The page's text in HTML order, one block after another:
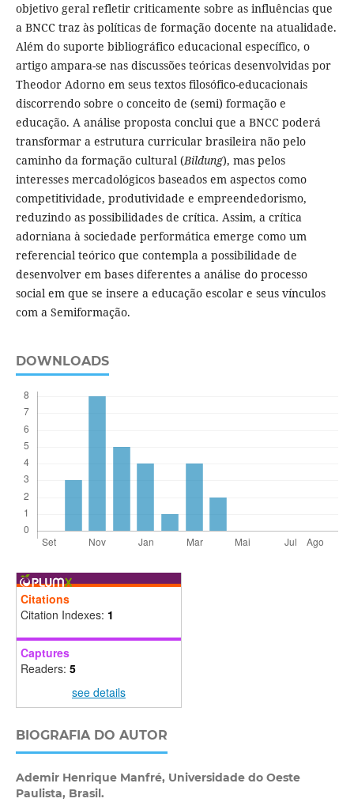
objetivo geral refletir criticamente sobre as influências que
a BNCC traz às políticas de formação docente na atualidade.
Além do suporte bibliográfico educacional específico, o
artigo ampara-se nas discussões teóricas desenvolvidas por
Theodor Adorno em seus textos filosófico-educacionais
discorrendo sobre o conceito de (semi) formação e
educação. A análise proposta conclui que a BNCC poderá
transformar a estrutura curricular brasileira não pelo
caminho da formação cultural (Bildung), mas pelos
interesses mercadológicos baseados em aspectos como
competitividade, produtividade e empreendedorismo,
reduzindo as possibilidades de crítica. Assim, a crítica
adorniana à sociedade performática emerge como um
referencial teórico que contempla a possibilidade de
desenvolver em bases diferentes a análise do processo
social em que se insere a educação escolar e seus vínculos
com a Semiformação.
DOWNLOADS
Citations
Citation Indexes: 1
Captures
Readers: 5
see details
BIOGRAFIA DO AUTOR
Ademir Henrique Manfré, Universidade do Oeste
Paulista, Brasil.